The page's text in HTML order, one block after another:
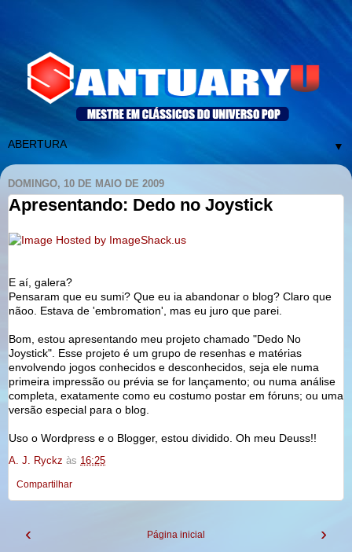
▼
DOMINGO, 10 DE MAIO DE 2009
Apresentando: Dedo no Joystick
E aí, galera?
Pensaram que eu sumi? Que eu ia abandonar o blog? Claro que
nãoo. Estava de 'embromation', mas eu juro que parei.
Bom, estou apresentando meu projeto chamado "Dedo No
Joystick". Esse projeto é um grupo de resenhas e matérias
envolvendo jogos conhecidos e desconhecidos, seja ele numa
primeira impressão ou prévia se for lançamento; ou numa análise
completa, exatamente como eu costumo postar em fóruns; ou uma
versão especial para o blog.
Uso o Wordpress e o Blogger, estou dividido. Oh meu Deuss!!
A. J. Ryckz às 16:25
Compartilhar
‹ ›
Página inicial